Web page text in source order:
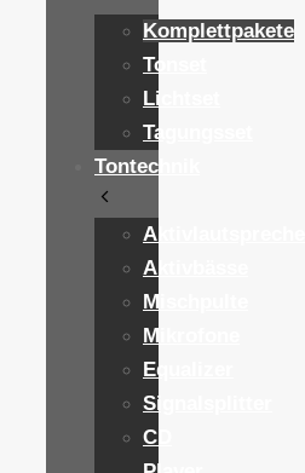
Komplettpakete
Tonset
Lichtset
Tagungsset
Tontechnik
Aktivlautsprecher
Aktivbässe
Mischpulte
Mikrofone
Equalizer
Signalsplitter
CD